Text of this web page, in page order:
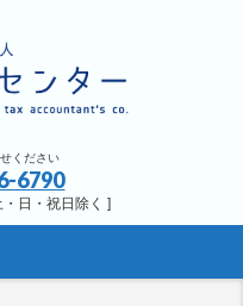
ください
6790
日・祝日除く ]